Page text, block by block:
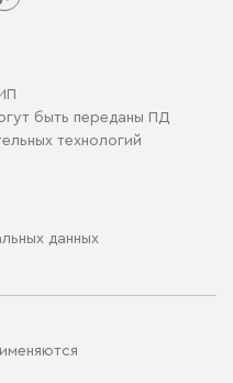
быть переданы ПД
технологий
данных